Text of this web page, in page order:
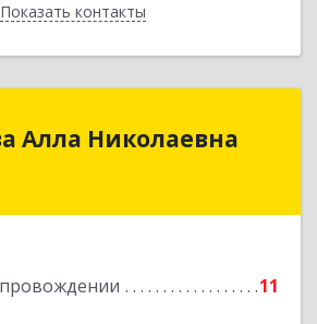
Показать контакты
Назад
Алла Николаевна
11